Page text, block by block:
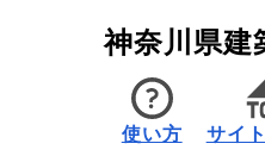
神奈川県建
使い方 サイ